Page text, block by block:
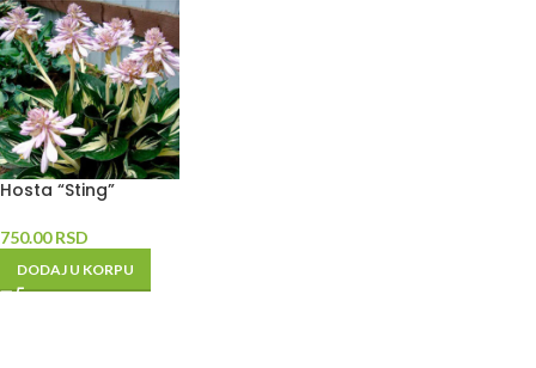
Hosta “Sting”
750.00RSD
DODAJ U KORPU